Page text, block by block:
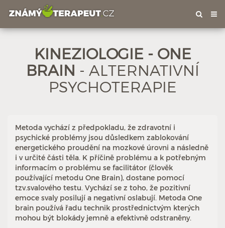
KINEZIOLOGIE - ONE
BRAIN - ALTERNATIVNÍ
PSYCHOTERAPIE
Metoda vychází z předpokladu, že zdravotní i
psychické problémy jsou důsledkem zablokování
energetického proudění na mozkové úrovni a následně
i v určité části těla. K příčině problému a k potřebným
informacím o problému se facilitátor (člověk
používající metodu One Brain), dostane pomocí
tzv.svalového testu. Vychází se z toho, že pozitivní
emoce svaly posilují a negativní oslabují. Metoda One
brain používá řadu technik prostřednictvým kterých
mohou být blokády jemně a efektivně odstraněny.
Hodnoceno: 4× Profil terapeuta